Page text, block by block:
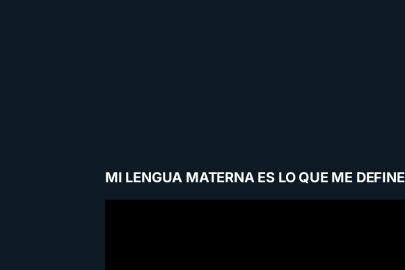
MI LENGUA MATERNA ES LO QUE ME DEFINE